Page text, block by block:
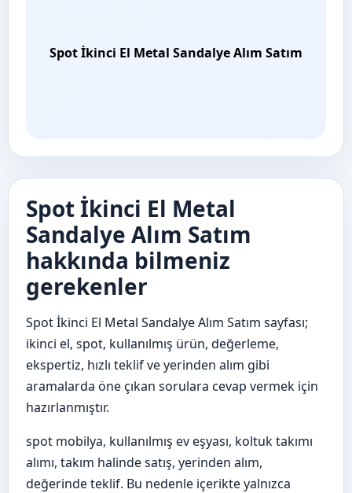
Spot İkinci El Metal Sandalye Alım Satım
Spot İkinci El Metal
Sandalye Alım Satım
hakkında bilmeniz
gerekenler
Spot İkinci El Metal Sandalye Alım Satım sayfası;
ikinci el, spot, kullanılmış ürün, değerleme,
ekspertiz, hızlı teklif ve yerinden alım gibi
aramalarda öne çıkan sorulara cevap vermek için
hazırlanmıştır.
spot mobilya, kullanılmış ev eşyası, koltuk takımı
alımı, takım halinde satış, yerinden alım,
değerinde teklif. Bu nedenle içerikte yalnızca